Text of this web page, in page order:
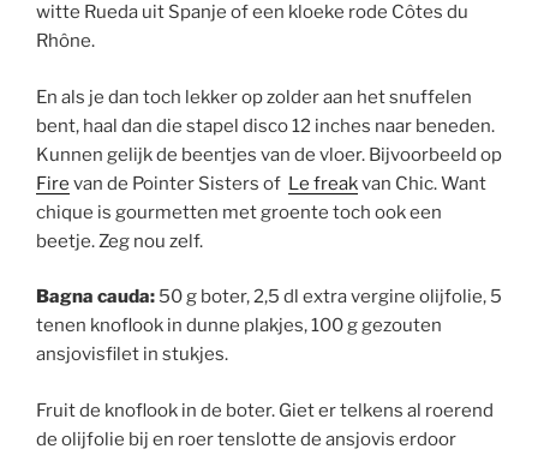
witte Rueda uit Spanje of een kloeke rode Côtes du
Rhône.
En als je dan toch lekker op zolder aan het snuffelen
bent, haal dan die stapel disco 12 inches naar beneden.
Kunnen gelijk de beentjes van de vloer. Bijvoorbeeld op
Fire van de Pointer Sisters of Le freakvan Chic. Want
chique is gourmetten met groente toch ook een
beetje. Zeg nou zelf.
Bagna cauda: 50 g boter, 2,5 dl extra vergine olijfolie, 5
tenen knoflook in dunne plakjes, 100 g gezouten
ansjovisfilet in stukjes.
Fruit de knoflook in de boter. Giet er telkens al roerend
de olijfolie bij en roer tenslotte de ansjovis erdoor